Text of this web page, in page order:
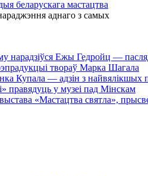
беларускага мастацтва
аднаго з самых
нарадзіўся Ежы Гедройц —
твораў Марка Шагала
Купала — адзін з найвялікшых
правядуць у музеі пад Мінскам
«Мастацтва святла»,